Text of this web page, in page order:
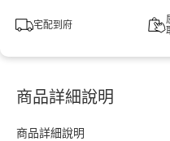
宅配到府
商品詳細說明
商品詳細說明